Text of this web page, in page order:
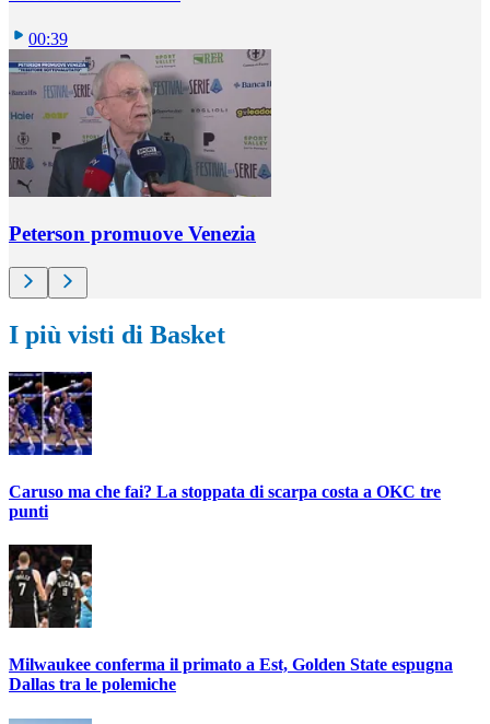
00:39
Peterson promuove Venezia
I più visti di Basket
Caruso ma che fai? La stoppata di scarpa costa a OKC tre
punti
Milwaukee conferma il primato a Est, Golden State espugna
Dallas tra le polemiche